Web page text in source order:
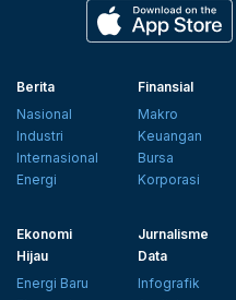
Berita
Nasional
Industri
Internasional
Energi
Finansial
Makro
Keuangan
Bursa
Korporasi
Ekonomi
Hijau
Energi Baru
Jurnalisme
Data
Infografik